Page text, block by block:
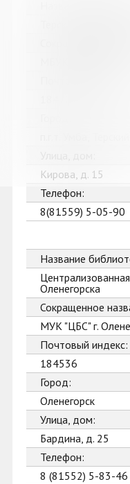
Кирова, д. 15
Телефон:
8(81559) 5-05-90
Название
Оленегорска
Сокращенное
МУК "ЦБС" г.
Почтовый индекс:
184536
Город:
Оленегорск
Улица, дом:
Бардина, д. 25
Телефон:
8 (81552) 5-83-46